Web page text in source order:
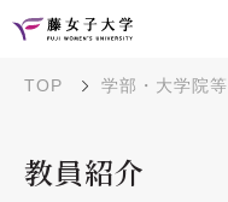
TOP 学部・大学院等
教員紹介